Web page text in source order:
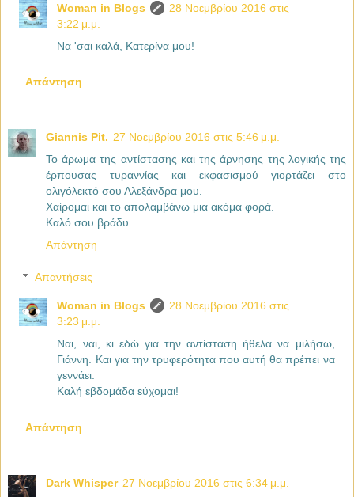
Woman in Blogs
28 Νοεμβρίου 2016 στις
3:22 μ.μ.
Να 'σαι καλά, Κατερίνα μου!
Απάντηση
Giannis Pit. 27 Νοεμβρίου 2016 στις 5:46 μ.μ.
Το άρωμα της αντίστασης και της άρνησης της λογικής της
έρπουσας τυραννίας και εκφασισμού γιορτάζει στο
ολιγόλεκτό σου Αλεξάνδρα μου.
Χαίρομαι και το απολαμβάνω μια ακόμα φορά.
Καλό σου βράδυ.
Απάντηση
Απαντήσεις
Woman in Blogs
28 Νοεμβρίου 2016 στις
3:23 μ.μ.
Ναι, ναι, κι εδώ για την αντίσταση ήθελα να μιλήσω,
Γιάννη. Και για την τρυφερότητα που αυτή θα πρέπει να
γεννάει.
Καλή εβδομάδα εύχομαι!
Απάντηση
Dark Whisper 27 Νοεμβρίου 2016 στις 6:34 μ.μ.